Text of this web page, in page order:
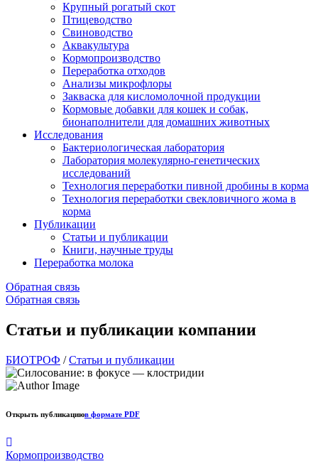
Крупный рогатый скот
Птицеводство
Свиноводство
Аквакультура
Кормопроизводство
Переработка отходов
Анализы микрофлоры
Закваска для кисломолочной продукции
Кормовые добавки для кошек и собак,
бионаполнители для домашних животных
Исследования
Бактериологическая лаборатория
Лаборатория молекулярно-генетических
исследований
Технология переработки пивной дробины в корма
Технология переработки свекловичного жома в
корма
Публикации
Статьи и публикации
Книги, научные труды
Переработка молока
Обратная связь
Обратная связь
Статьи и публикации компании
БИОТРОФ /Статьи и публикации
Открыть публикациюв формате PDF
Кормопроизводство